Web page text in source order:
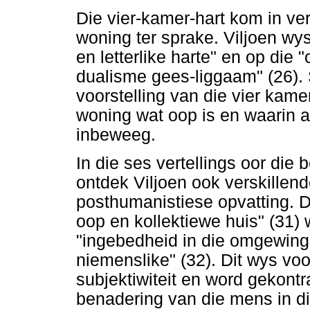
Die vier-kamer-hart kom in
woning ter sprake. Viljoen
en letterlike harte" en op die
dualisme gees-liggaam"
voorstelling van die vier
woning wat oop is en waarin
inbeweeg.
In die ses vertellings oor die
ontdek Viljoen ook
posthumanistiese opvatting.
oop en kollektiewe huis" (31)
"ingebedheid in die
niemenslike" (32). Dit wys
subjektiwiteit en word
benadering van die mens in